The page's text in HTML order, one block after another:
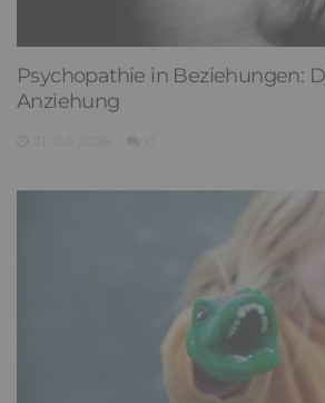
Psychopathie in Beziehungen:
Anziehung